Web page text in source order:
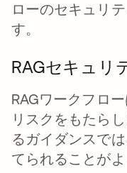
ローのセキュリ
す。
RAGセキュリ
RAGワークフロ
リスクをもたら
るガイダンスで
てられることがよ